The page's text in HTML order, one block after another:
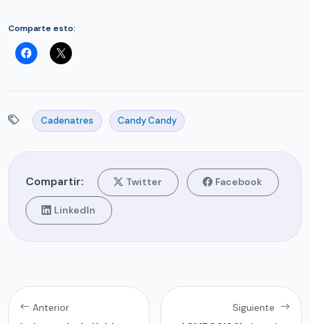
Comparte esto:
Cadenatres Candy Candy
Compartir: Twitter Facebook
LinkedIn
Anterior
Siguiente